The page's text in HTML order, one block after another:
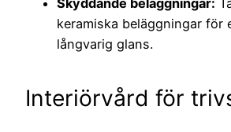
keramiska beläggningar för
långvarig glans.
Interiörvård för